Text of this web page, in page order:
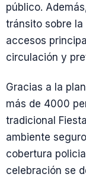
público.
tránsito sobre la
accesos
circulación y
Gracias a la
más de 4000
tradicional
ambiente
cobertura
celebración se